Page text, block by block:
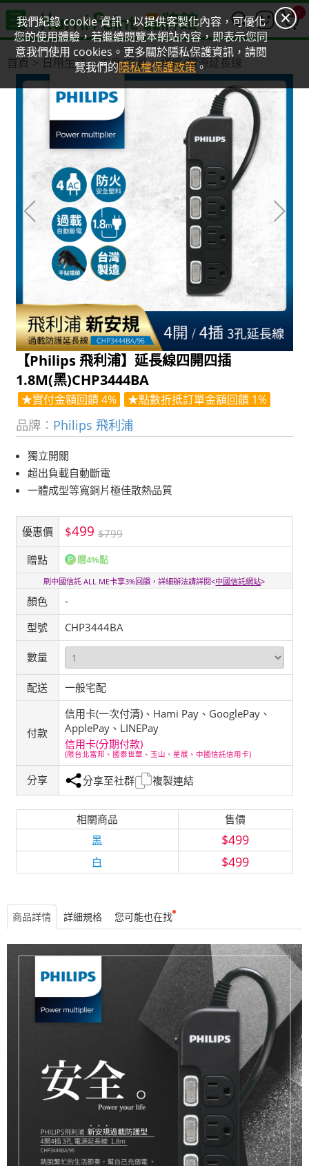
我們紀錄 cookie 資訊，以提供客製化內容，可優化
您的使用體驗，若繼續閱覽本網站內容，即表示您同
意我們使用 cookies。更多關於隱私保護資訊，請閱
覽我們的隱私權保護政策。
0
首頁 日用生活 工具/文具 插座/電源延長線
【Philips 飛利浦】延長線四開四插
1.8M(黑)CHP3444BA
★實付金額回饋 4% ★點數折抵訂單金額回饋 1%
品牌： Philips 飛利浦
獨立開關
超出負載自動斷電
一體成型等寬銅片極佳散熱品質
優惠價 $499 $799
贈點
贈4%點
刷中國信託 ALL ME卡享3%回饋，詳細辦法請詳閱<中國信託網站>
顏色
-
型號
CHP3444BA
數量
配送 一般宅配
付款
信用卡(一次付清)、Hami Pay、GooglePay、
ApplePay、LINEPay
信用卡(分期付款)
(限台北富邦、國泰世華、玉山、星展、中國信託信用卡)
分享 分享至社群 複製連結
相關商品
售價
黑
$499
白 $499
商品詳情 詳細規格 您可能也在找